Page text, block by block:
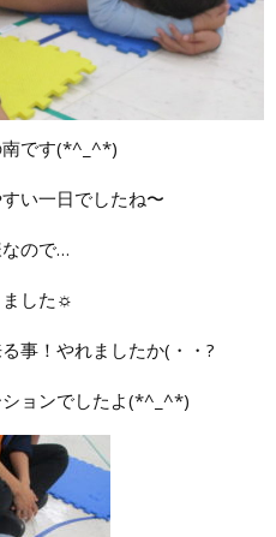
南です(*^_^*)
い一日でしたね〜
ので…
ました☼
事！やれましたか(・・?
ョンでしたよ(*^_^*)